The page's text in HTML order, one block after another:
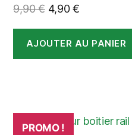
9,90€ Le
initial
était :
4,90€Le
actuel
est :
AJOUTER AU PANIER
PROMO !